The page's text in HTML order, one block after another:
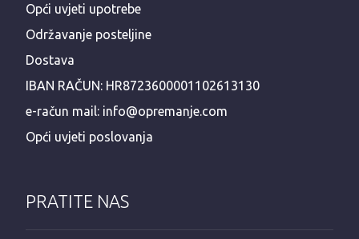
Opći uvjeti upotrebe
Održavanje posteljine
Dostava
IBAN RAČUN: HR8723600001102613130
e-račun mail: info@opremanje.com
Opći uvjeti poslovanja
PRATITE NAS